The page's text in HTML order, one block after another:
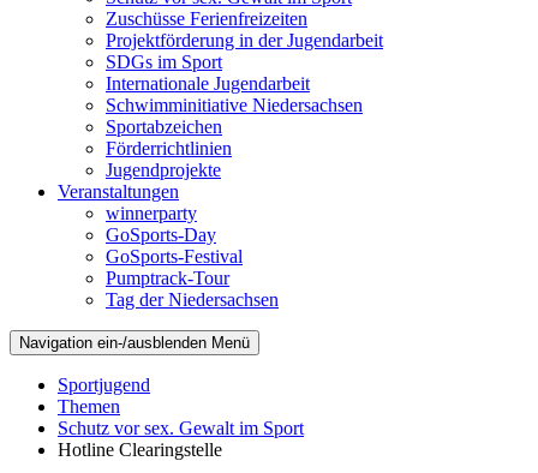
Zuschüsse Ferienfreizeiten
Projektförderung in der Jugendarbeit
SDGs im Sport
Internationale Jugendarbeit
Schwimminitiative Niedersachsen
Sportabzeichen
Förderrichtlinien
Jugendprojekte
Veranstaltungen
winnerparty
GoSports-Day
GoSports-Festival
Pumptrack-Tour
Tag der Niedersachsen
Navigation ein-/ausblenden Menü
Sportjugend
Themen
Schutz vor sex. Gewalt im Sport
Hotline Clearingstelle